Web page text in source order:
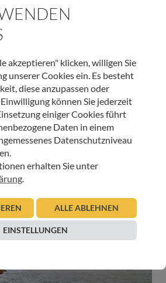
daher, dass wir über andere Wege
konnten.
Stein geschrieben
gebettet, von Blumen umrahmt
ein Licht
aber auch bewegende noch einmal
Schiffe auf dem Lech
Spuren in uns
akzeptieren" klicken, willigen Sie
unserer Cookies ein. Es besteht
diese anzupassen oder
können Sie jederzeit
einiger Cookies führt
Daten in einem
Datenschutzniveau
erhalten Sie unter
.
ALLE ABLEHNEN
EINSTELLUNGEN